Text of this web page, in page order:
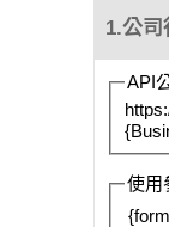
1.公司
API
使用